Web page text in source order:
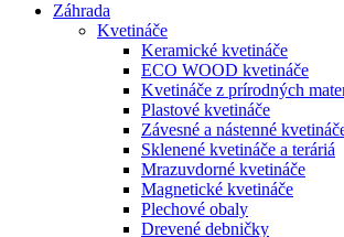
Záhrada
Kvetináče
Keramické kvetináče
ECO WOOD kvetináče
Kvetináče z prírodných
Plastové kvetináče
Závesné a nástenné
Sklenené kvetináče a teráriá
Mrazuvdorné kvetináče
Magnetické kvetináče
Plechové obaly
Drevené debničky